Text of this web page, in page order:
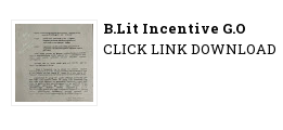
B.Lit Incentive G.O
CLICK LINK DOWNLOAD